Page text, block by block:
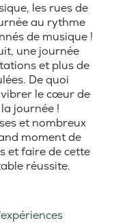
les rues de
au rythme
de musique !
une journée
et plus de
De quoi
le cœur de
journée !
et nombreux
moment de
et faire de cette
réussite.